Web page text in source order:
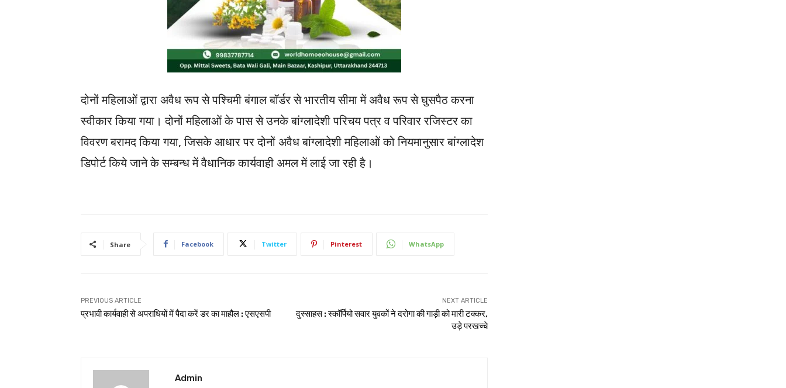
दोनों महिलाओं द्वारा अवैध रूप से पश्चिमी बंगाल बॉर्डर से भारतीय सीमा में अवैध रूप से घुसपैठ करना
स्वीकार किया गया। दोनों महिलाओं के पास से उनके बांग्लादेशी परिचय पत्र व परिवार रजिस्टर का
विवरण बरामद किया गया, जिसके आधार पर दोनों अवैध बांग्लादेशी महिलाओं को नियमानुसार बांग्लादेश
डिपोर्ट किये जाने के सम्बन्ध में वैधानिक कार्यवाही अमल में लाई जा रही है।
Share Facebook Twitter Pinterest WhatsApp
PREVIOUS ARTICLE
प्रभावी कार्यवाही से अपराधियों में पैदा करें डर का माहौल : एसएसपी
NEXT ARTICLE
दुस्साहस : स्कॉर्पियो सवार युवकों ने दरोगा की गाड़ी को मारी टक्कर,
उड़े परखच्चे
Admin